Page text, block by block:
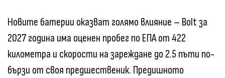
Новите батерии оказват голямо влияние – Bolt за
2027 година има оценен пробег по ЕПА от 422
километра и скорости на зареждане до 2.5 пъти по-
бързи от своя предшественик. Предишното